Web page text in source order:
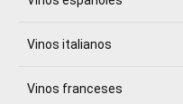
Vinos italianos
Vinos franceses